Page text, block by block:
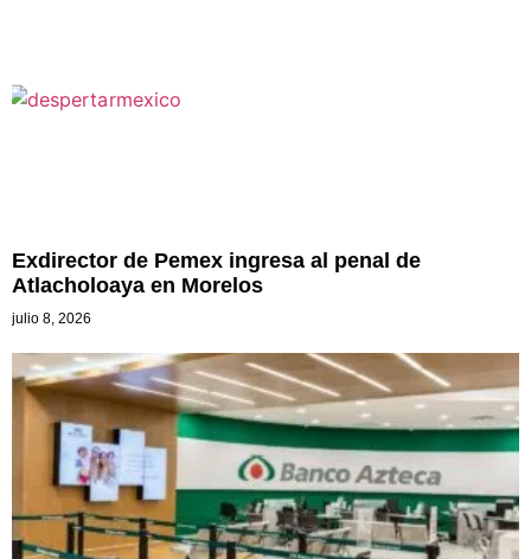
Exdirector de Pemex ingresa al penal de
Atlacholoaya en Morelos
julio 8, 2026